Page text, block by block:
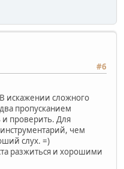
#6
искажении сложного
пропусканием
проверить. Для
чем
слух. =)
разжиться и хорошими